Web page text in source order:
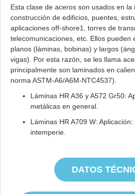
Esta clase de aceros son usados en la
construcción de edificios, puentes,
aplicaciones off-shore1, torres de
telecomunicaciones, etc. Ellos pueden
planos (láminas, bobinas) y largos
vigas). Por esta razón, se les llama
principalmente son laminados en
norma ASTM-A6/A6M-NTC4537).
Láminas HR A36 y A572 Gr50:
metálicas en general.
Láminas HR A709 W:
intemperie.
DATOS